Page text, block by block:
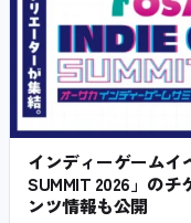
インディーゲームイ
SUMMIT 2026」の
ンツ情報も公開